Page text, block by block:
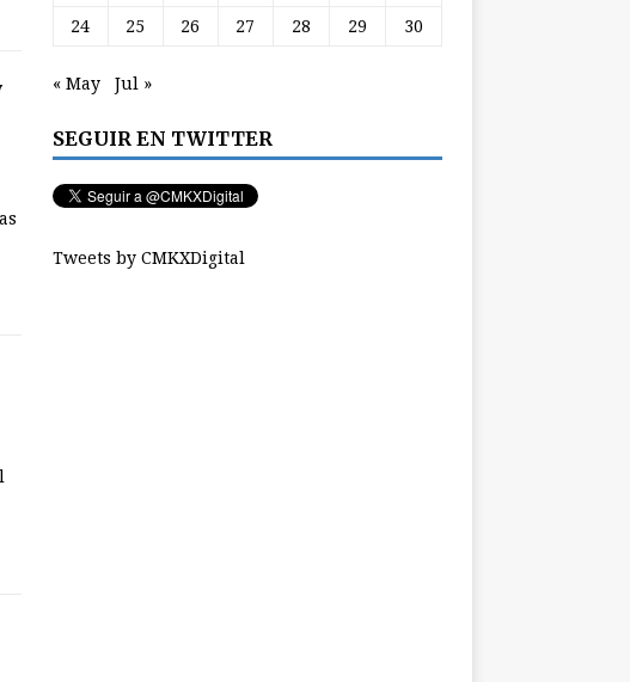
24 25 26 27 28 29 30
« May Jul »
SEGUIR EN TWITTER
Tweets by CMKXDigital